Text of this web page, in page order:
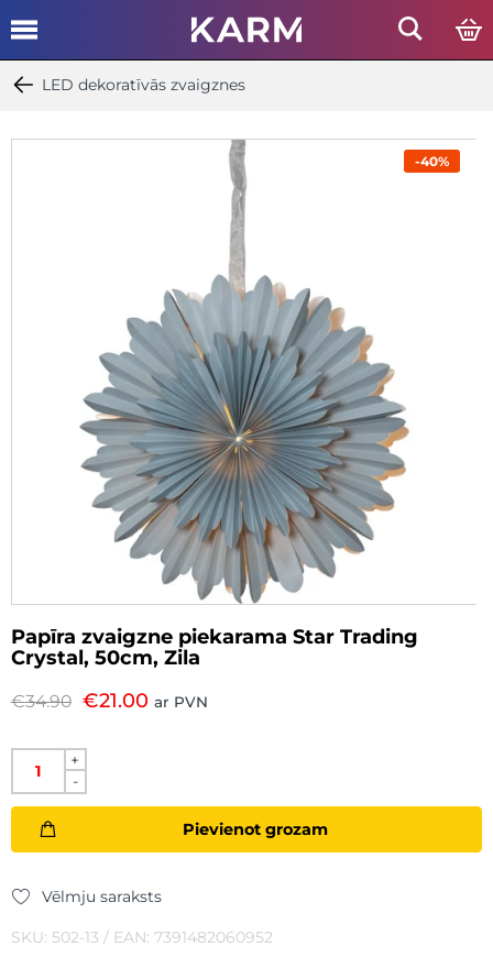
LED dekoratīvās zvaigznes
-40%
Papīra zvaigzne piekarama Star Trading
Crystal, 50cm, Zila
€34.90 €21.00 ar PVN
+
-
Pievienot grozam
Vēlmju saraksts
SKU: 502-13 / EAN: 7391482060952